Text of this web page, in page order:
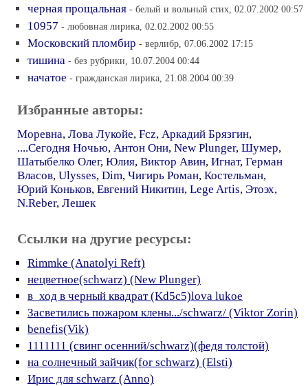
черная прощальная - белый и вольный стих, 02.07.2002 00:57
10957 - любовная лирика, 02.02.2002 00:55
Московский пломбир - верлибр, 07.06.2002 17:15
тишина - без рубрики, 10.07.2004 00:44
начатое - гражданская лирика, 21.08.2004 00:39
Избранные авторы:
Моревна, Лова Лукойе, Fcz, Аркадий Брязгин,
....Сегодня Ночью, Антон Они, New Plunger, Шумер,
Шатыбелко Олег, Юлия, Виктор Авин, Игнат, Герман
Власов, Ulysses, Dim, Чигирь Роман, Костельман,
Юрий Коньков, Евгений Никитин, Lege Artis, Этоэх,
N.Reber, Лешек
Ссылки на другие ресурсы:
Rimmke (Anatolyi Reft)
нецветное(schwarz) (New Plunger)
в_ход в черный квадрат (Kd5c5)lova lukoe
Засветились пожаром клены.../schwarz/ (Viktor Zorin)
benefis(Vik)
1111111 (свинг осенний/schwarz)(федя толстой)
на солнечный зайчик(for schwarz) (Elsti)
Ирис для schwarz (Anno)